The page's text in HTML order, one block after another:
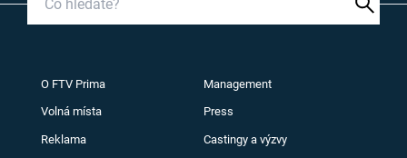
O FTV Prima Management
Volná místa Press
Reklama Castingy a výzvy